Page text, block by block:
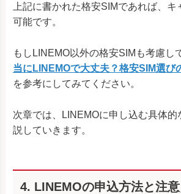
上記に書かれた格安SIMであれば、キ
可能です。
もしLINEMO以外の格安SIMも考慮し
当にLINEMOで大丈夫？格安SIM選び
を参考にしてみてください。
次章では、LINEMOに申し込む具体
説していきます。
4. LINEMOの申込方法と注